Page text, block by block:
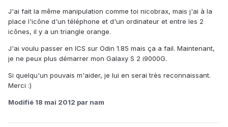
J'ai fait la même manipulation comme toi nicobrax, mais j'ai à la
place l'icône d'un téléphone et d'un ordinateur et entre les 2
icônes, il y a un triangle orange.
J'ai voulu passer en ICS sur Odin 1.85 mais ça a fail. Maintenant,
je ne peux plus démarrer mon Galaxy S 2 i9000G.
Si quelqu'un pouvais m'aider, je lui en serai très reconnaissant.
Merci :)
Modifié 18 mai 2012 par nam